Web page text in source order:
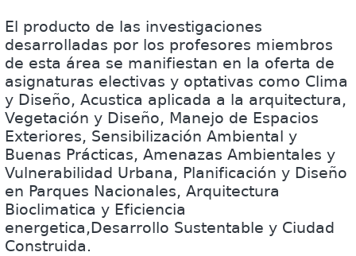
El producto de las investigaciones
desarrolladas por los profesores miembros
de esta área se manifiestan en la oferta de
asignaturas electivas y optativas como Clima
y Diseño, Acustica aplicada a la arquitectura,
Vegetación y Diseño, Manejo de Espacios
Exteriores, Sensibilización Ambiental y
Buenas Prácticas, Amenazas Ambientales y
Vulnerabilidad Urbana, Planificación y Diseño
en Parques Nacionales, Arquitectura
Bioclimatica y Eficiencia
energetica,Desarrollo Sustentable y Ciudad
Construida.